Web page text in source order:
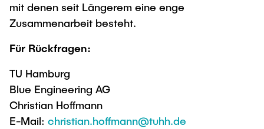
mit denen seit Längerem eine enge
Zusammenarbeit besteht.
Für Rückfragen:
TU Hamburg
Blue Engineering AG
Christian Hoffmann
E-Mail: christian.hoffmann@tuhh.de